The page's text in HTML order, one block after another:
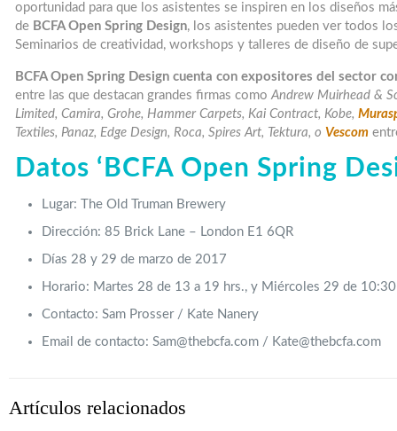
oportunidad para que los asistentes se inspiren en los diseños
de BCFA Open Spring Design, los asistentes pueden ver todos
Seminarios de creatividad, workshops y talleres de diseño de
BCFA Open Spring Design cuenta con expositores del sector
entre las que destacan grandes firmas comoAndrew Muirhead &
Limited, Camira, Grohe, Hammer Carpets, Kai Contract, Kobe,
Textiles, Panaz, Edge Design, Roca, Spires Art, Tektura, oVescom
Datos ‘BCFA Open Spring
Lugar: The Old Truman Brewery
Dirección: 85 Brick Lane – London E1 6QR
Días 28 y 29 de marzo de 2017
Horario: Martes 28 de 13 a 19 hrs., y Miércoles 29 de
Contacto: Sam Prosser / Kate Nanery
Email de contacto: Sam@thebcfa.com / Kate@thebcfa.com
Artículos relacionados